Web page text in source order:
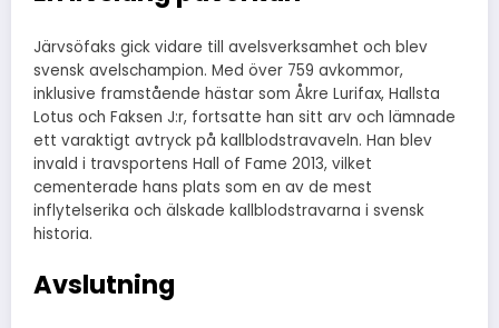
Järvsöfaks gick vidare till avelsverksamhet och blev
svensk avelschampion. Med över 759 avkommor,
inklusive framstående hästar som Åkre Lurifax, Hallsta
Lotus och Faksen J:r, fortsatte han sitt arv och lämnade
ett varaktigt avtryck på kallblodstravaveln. Han blev
invald i travsportens Hall of Fame 2013, vilket
cementerade hans plats som en av de mest
inflytelserika och älskade kallblodstravarna i svensk
historia.
Avslutning